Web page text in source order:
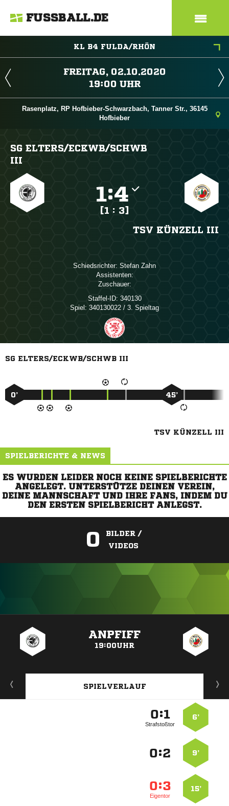
FUSSBALL.DE
KL B4 FULDA/RHÖN
 
 
Rasenplatz, RP Hofbieber-Schwarzbach, Tanner Str., 36145
Hofbieber
SG ELTERS/​ECKWB/​SCHWB
III
:
[1 : 3]
TSV KÜNZELL III
Schiedsrichter:  
Assistenten:
Zuschauer:
Staffel-ID: 340130
Spiel: 340130022 / 3. Spieltag
SG ELTERS/ECKWB/SCHWB III
0’ 45’
TSV KÜNZELL III
SPIELBERICHTE & NEWS
ES WURDEN LEIDER NOCH KEINE SPIELBERICHTE
ANGELEGT. UNTERSTÜTZE DEINEN VEREIN,
DEINE MANNSCHAFT UND IHRE FANS, INDEM DU
DEN ERSTEN SPIELBERICHT ANLEGST.
0
BILDER /
VIDEOS
ANPFIFF
19:00UHR
SPIELVERLAUF
6’
:
Strafstoßtor
9’
:
15’
:
Eigentor